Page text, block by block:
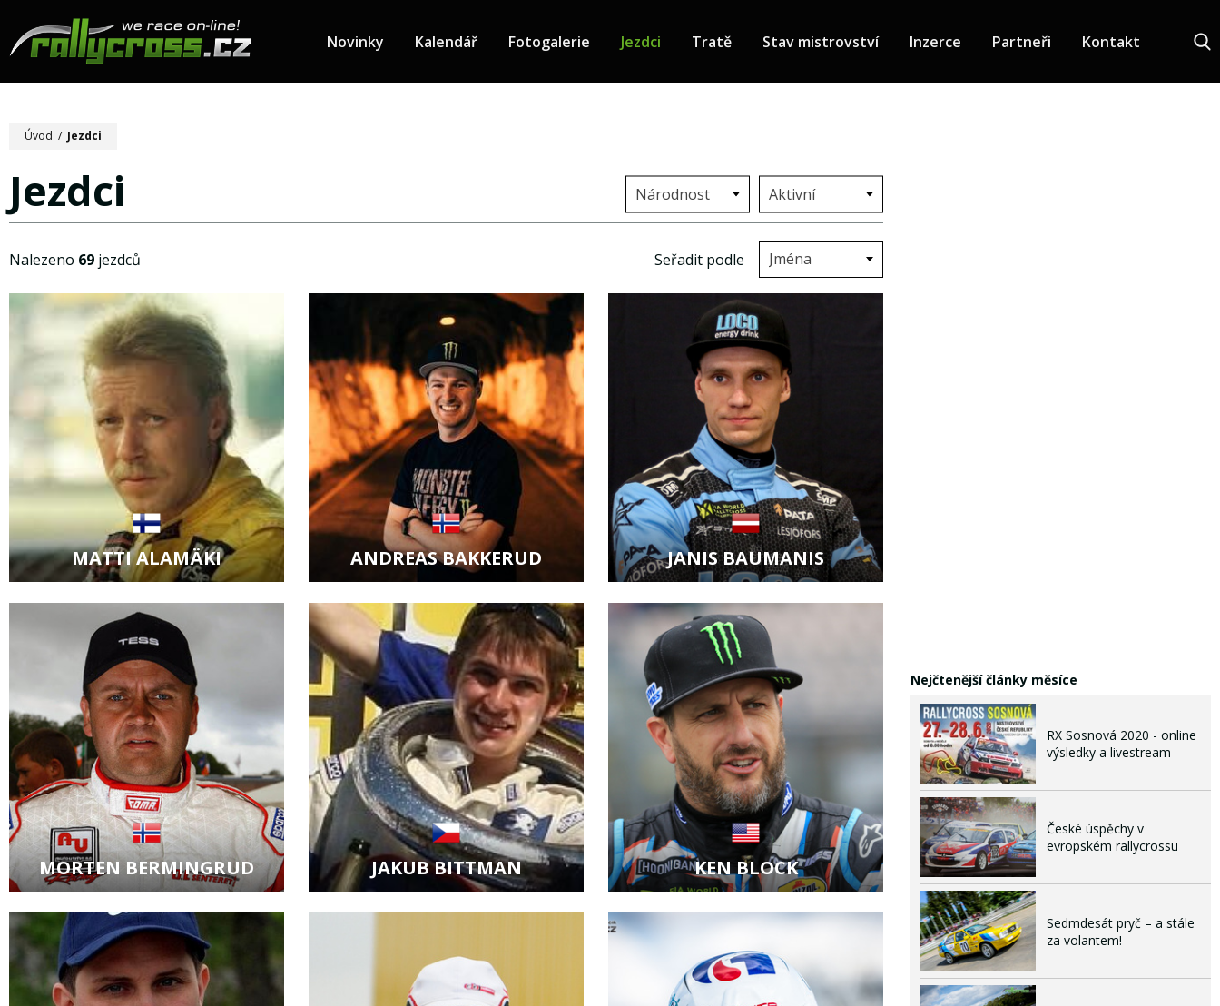
Novinky Kalendář Fotogalerie Jezdci Tratě Stav mistrovství Inzerce Partneři Kontakt
Úvod / Jezdci
Jezdci Národnost Aktivní
Nalezeno 69 jezdců Seřadit podle Jména
MATTI ALAMÄKI
Zobrazit kartu jezdce
ANDREAS BAKKERUD
Zobrazit kartu jezdce
JANIS BAUMANIS
Zobrazit kartu jezdce
MORTEN BERMINGRUD
Zobrazit kartu jezdce
JAKUB BITTMAN
Zobrazit kartu jezdce
KEN BLOCK
Zobrazit kartu jezdce
Nejčtenější články měsíce
RX Sosnová 2020 - online
výsledky a livestream
České úspěchy v
evropském rallycrossu
Sedmdesát pryč – a stále
za volantem!